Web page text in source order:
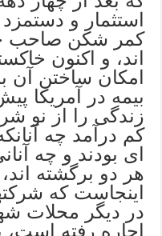
استثمار و
کمر شکن صاحب
اند، و اکنون
امکان ساختن آن
بیمه در آمریکا
زندگی را از نو
کم درآمد چه
ای بودند و چه
هر دو برگشته
اینجاست که
در دیگر محلات
اجاره رفته است،